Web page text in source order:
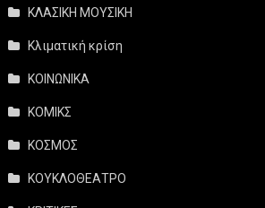
ΚΛΑΣΙΚΗ ΜΟΥΣΙΚΗ
Κλιματική κρίση
ΚΟΙΝΩΝΙΚΑ
ΚΟΜΙΚΣ
ΚΟΣΜΟΣ
ΚΟΥΚΛΟΘΕΑΤΡΟ